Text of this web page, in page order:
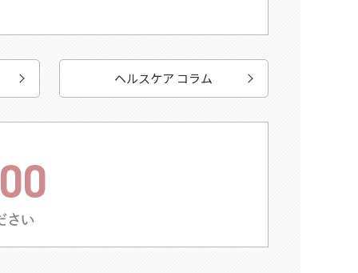
ヘルスケア コラム